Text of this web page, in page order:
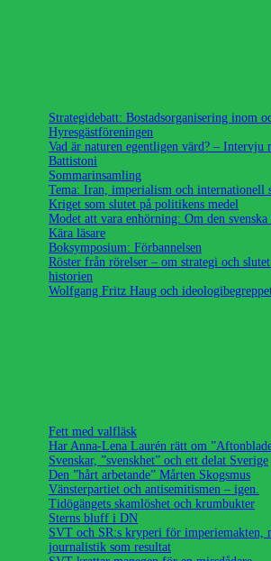
Strategidebatt: Bostadsorganisering inom
Hyresgästföreningen
Vad är naturen egentligen värd? – Intervju
Battistoni
Sommarinsamling
Tema: Iran, imperialism och internationell
Kriget som slutet på politikens medel
Modet att vara enhörning: Om den
Kära läsare
Boksymposium: Förbannelsen
Röster från rörelser – om strategi och
historien
Wolfgang Fritz Haug och
Fett med valfläsk
Har Anna-Lena Laurén rätt om
Svenskar, ”svenskhet” och ett delat Sverige
Den ”hårt arbetande” Mårten Skogsmus
Vänsterpartiet och antisemitismen – igen.
Tidögängets skamlöshet och krumbukter
Sterns bluff i DN
SVT och SR:s kryperi för imperiemakten,
journalistik som resultat